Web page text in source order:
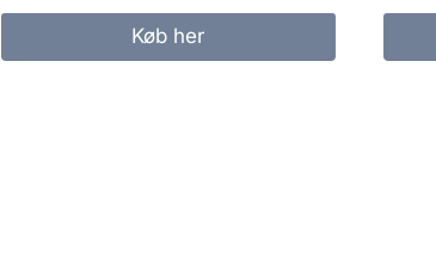
Køb her